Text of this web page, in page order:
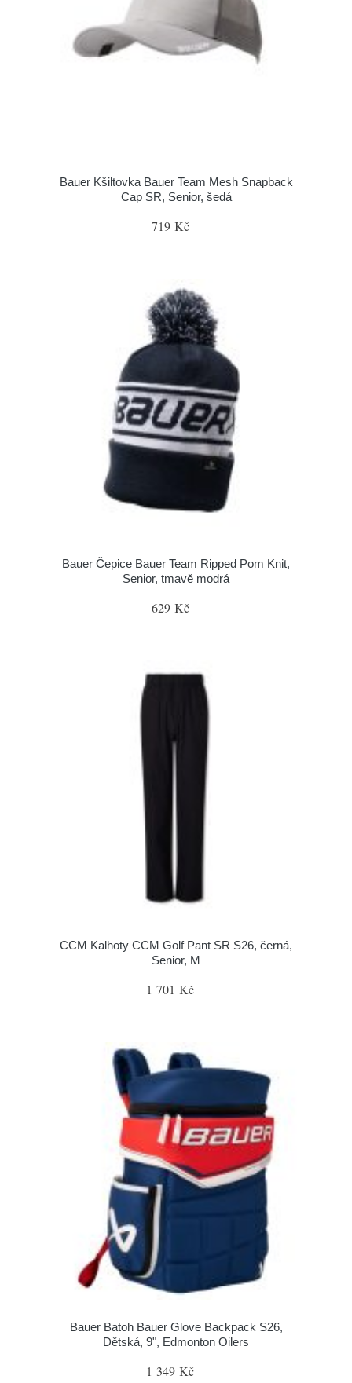
Bauer Kšiltovka Bauer Team Mesh Snapback
Cap SR, Senior, šedá
719 Kč
Bauer Čepice Bauer Team Ripped Pom Knit,
Senior, tmavě modrá
629 Kč
CCM Kalhoty CCM Golf Pant SR S26, černá,
Senior, M
1 701 Kč
Bauer Batoh Bauer Glove Backpack S26,
Dětská, 9", Edmonton Oilers
1 349 Kč